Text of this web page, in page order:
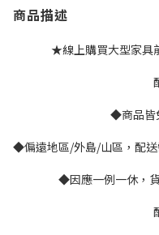
商品描述
★線上購買大型家具
◆商品皆
◆偏遠地區/外島/山區，配送
◆因應一例一休，